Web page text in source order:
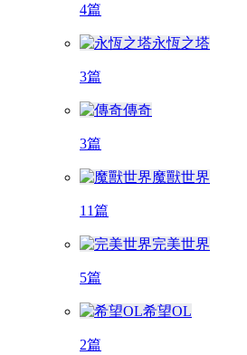
4篇
永恆之塔
3篇
傳奇
3篇
魔獸世界
11篇
完美世界
5篇
希望OL
2篇